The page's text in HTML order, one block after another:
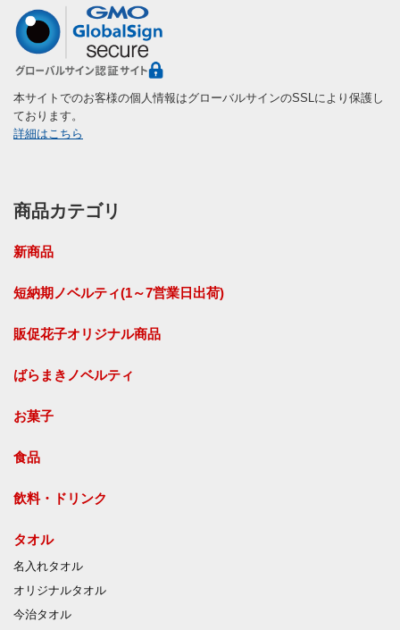
本サイトでのお客様の個人情報はグローバルサインのSSLにより保護し
ております。
詳細はこちら
商品カテゴリ
新商品
短納期ノベルティ(1～7営業日出荷)
販促花子オリジナル商品
ばらまきノベルティ
お菓子
食品
飲料・ドリンク
タオル
名入れタオル
オリジナルタオル
今治タオル